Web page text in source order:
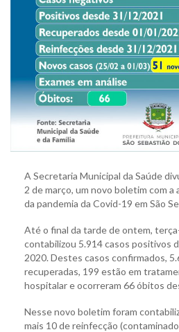
A Secretaria Municipal da Saúde
2 de março, um novo boletim com a
da pandemia da Covid-19 em São
Até o final da tarde de ontem,
contabilizou 5.914 casos positivos
2020. Destes casos confirmados,
recuperadas, 199 estão em
hospitalar e ocorreram 66 óbitos
Nesse novo boletim foram
mais 10 de reinfecção